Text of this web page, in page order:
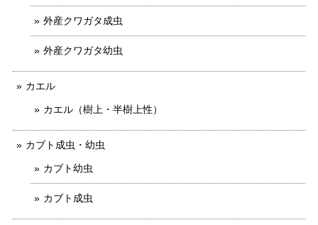
外産クワガタ成虫
外産クワガタ幼虫
カエル
カエル（樹上・半樹上性）
カブト成虫・幼虫
カブト幼虫
カブト成虫